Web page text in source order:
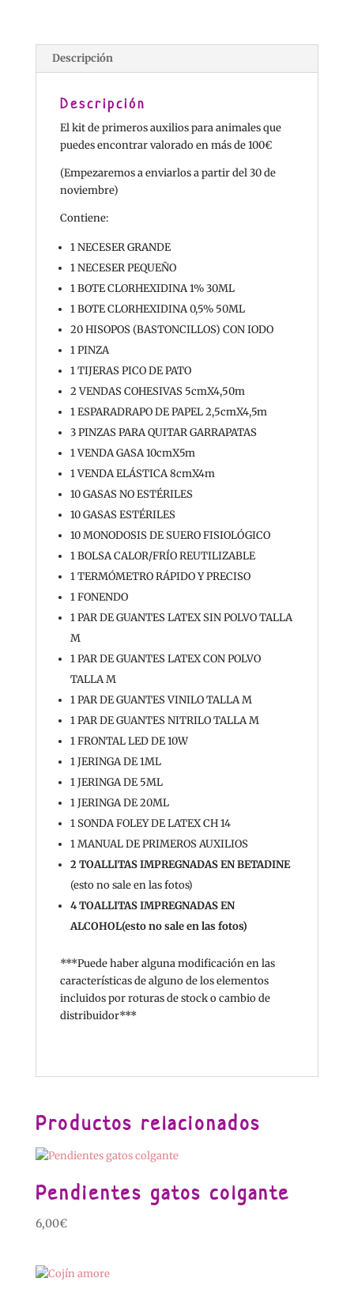
Descripción
Descripción
El kit de primeros auxilios para animales que
puedes encontrar valorado en más de 100€
(Empezaremos a enviarlos a partir del 30 de
noviembre)
Contiene:
1 NECESER GRANDE
1 NECESER PEQUEÑO
1 BOTE CLORHEXIDINA 1% 30ML
1 BOTE CLORHEXIDINA 0,5% 50ML
20 HISOPOS (BASTONCILLOS) CON IODO
1 PINZA
1 TIJERAS PICO DE PATO
2 VENDAS COHESIVAS 5cmX4,50m
1 ESPARADRAPO DE PAPEL 2,5cmX4,5m
3 PINZAS PARA QUITAR GARRAPATAS
1 VENDA GASA 10cmX5m
1 VENDA ELÁSTICA 8cmX4m
10 GASAS NO ESTÉRILES
10 GASAS ESTÉRILES
10 MONODOSIS DE SUERO FISIOLÓGICO
1 BOLSA CALOR/FRÍO REUTILIZABLE
1 TERMÓMETRO RÁPIDO Y PRECISO
1 FONENDO
1 PAR DE GUANTES LATEX SIN POLVO TALLA
M
1 PAR DE GUANTES LATEX CON POLVO
TALLA M
1 PAR DE GUANTES VINILO TALLA M
1 PAR DE GUANTES NITRILO TALLA M
1 FRONTAL LED DE 10W
1 JERINGA DE 1ML
1 JERINGA DE 5ML
1 JERINGA DE 20ML
1 SONDA FOLEY DE LATEX CH 14
1 MANUAL DE PRIMEROS AUXILIOS
2 TOALLITAS IMPREGNADAS EN BETADINE
(esto no sale en las fotos)
4 TOALLITAS IMPREGNADAS EN
ALCOHOL(esto no sale en las fotos)
***Puede haber alguna modificación en las
características de alguno de los elementos
incluidos por roturas de stock o cambio de
distribuidor***
Productos relacionados
Pendientes gatos colgante
6,00€